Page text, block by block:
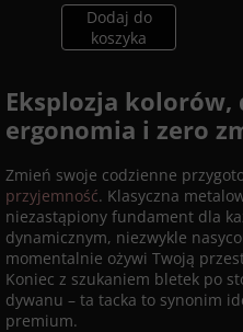
Dodaj do
koszyka
Eksplozja kolorów,
ergonomia i zero
Zmień swoje codzienne
przyjemność. Klasyczna
niezastąpiony fundament dla
dynamicznym, niezwykle
momentalnie ożywi Twoją
Koniec z szukaniem bletek po
dywanu – ta tacka to synonim
premium.